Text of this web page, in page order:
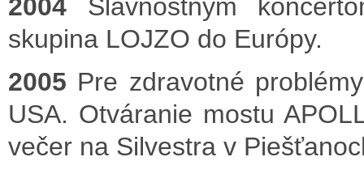
2004 Slávnostným
skupina LOJZO do Európy.
2005 Pre zdravotné
USA. Otváranie mostu
večer na Silvestra v